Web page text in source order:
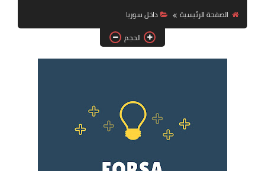
فرص عمل في العراق
فرص عمل في اليمن
دورات تدريبية
الصفحة الرئيسية
داخل سوريا
الحجم